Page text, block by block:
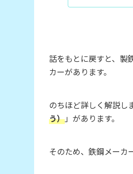
話をもとに戻すと、製
カーがあります。
のちほど詳しく解説し
う）」があります。
そのため、鉄鋼メーカ